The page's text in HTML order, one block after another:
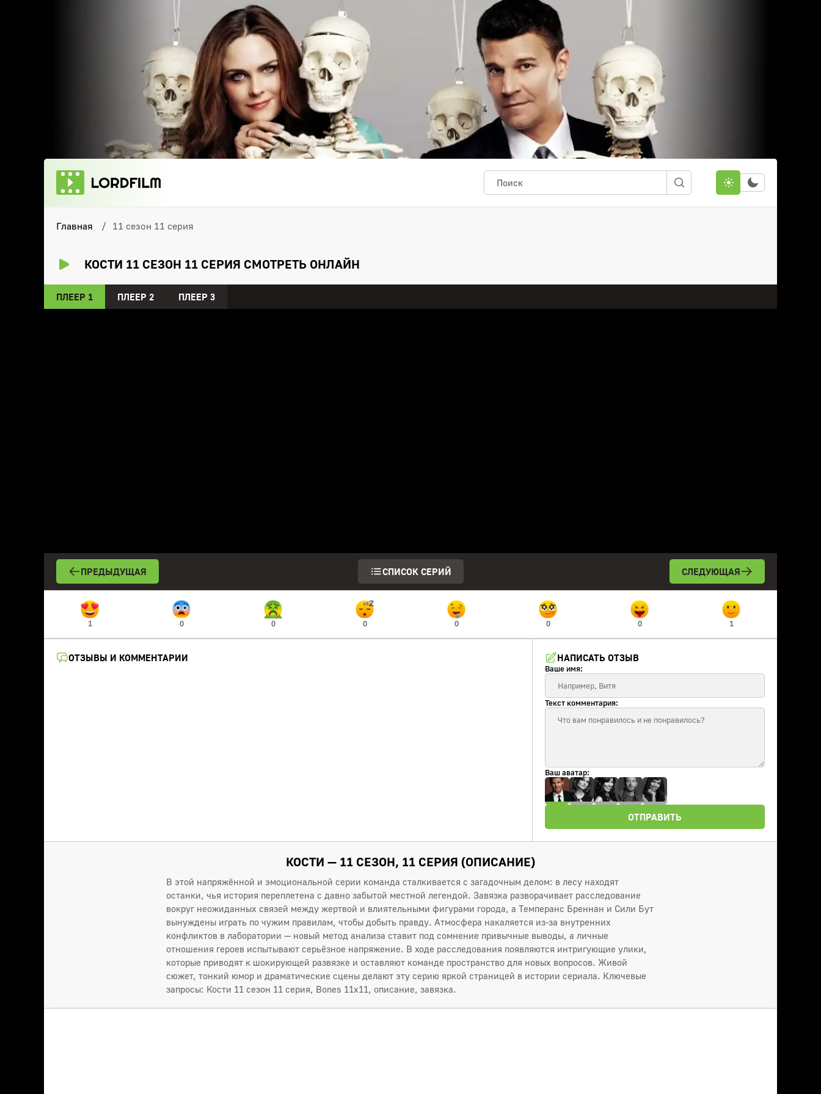
Главная 11 сезон 11 серия
КОСТИ 11 СЕЗОН 11 СЕРИЯ СМОТРЕТЬ ОНЛАЙН
ПЛЕЕР 1 ПЛЕЕР 2 ПЛЕЕР 3
ПРЕДЫДУЩАЯ СПИСОК СЕРИЙ СЛЕДУЮЩАЯ
1 0 0 0 0 0 0 1
ОТЗЫВЫ И КОММЕНТАРИИ НАПИСАТЬ ОТЗЫВ
Ваше имя:
Текст комментария:
Ваш аватар:
ОТПРАВИТЬ
КОСТИ — 11 СЕЗОН, 11 СЕРИЯ (ОПИСАНИЕ)
В этой напряжённой и эмоциональной серии команда сталкивается с загадочным делом: в лесу находят
останки, чья история переплетена с давно забытой местной легендой. Завязка разворачивает расследование
вокруг неожиданных связей между жертвой и влиятельными фигурами города, а Темперанс Бреннан и Сили Бут
вынуждены играть по чужим правилам, чтобы добыть правду. Атмосфера накаляется из-за внутренних
конфликтов в лаборатории — новый метод анализа ставит под сомнение привычные выводы, а личные
отношения героев испытывают серьёзное напряжение. В ходе расследования появляются интригующие улики,
которые приводят к шокирующей развязке и оставляют команде пространство для новых вопросов. Живой
сюжет, тонкий юмор и драматические сцены делают эту серию яркой страницей в истории сериала. Ключевые
запросы: Кости 11 сезон 11 серия, Bones 11x11, описание, завязка.